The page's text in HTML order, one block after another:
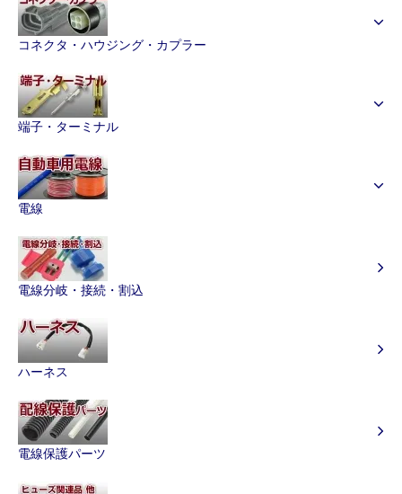
コネクタ・ハウジング・カプラー
端子・ターミナル
電線
電線分岐・接続・割込
ハーネス
電線保護パーツ